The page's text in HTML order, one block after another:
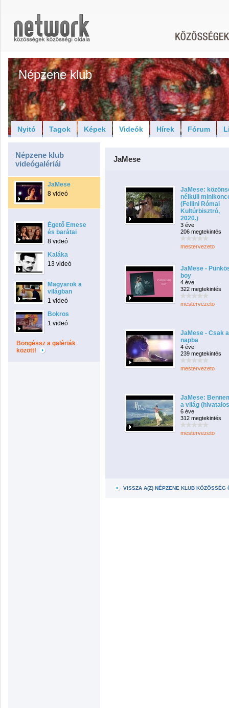
Népzene klub
Nyitó Tagok Képek Videók Hírek Fórum
Népzene klub
videógalériái
JaMese
8 videó
Égető Emese
és barátai
8 videó
Kaláka
13 videó
Magyarok a
világban
1 videó
Bokros
1 videó
Böngéssz a galériák
között!
JaMese
JaMese:
nélküli
(Fellini Római
Kultúrbisztró,
2020.)
3 éve
206 megtekintés
mestervezeto
JaMese -
boy
4 éve
322 megtekintés
mestervezeto
JaMese - Csak a
napba
4 éve
239 megtekintés
mestervezeto
JaMese:
a világ
6 éve
312 megtekintés
mestervezeto
VISSZA A(Z) NÉPZENE KLUB KÖZÖSSÉG